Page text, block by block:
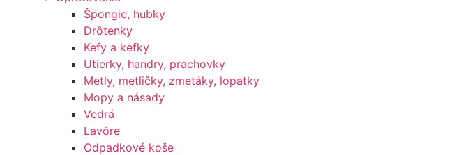
Špongie, hubky
Drôtenky
Kefy a kefky
Utierky, handry, prachovky
Metly, metličky, zmetáky, lopatky
Mopy a násady
Vedrá
Lavóre
Odpadkové koše